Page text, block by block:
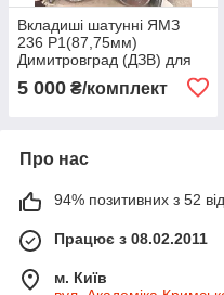
Вкладиші шатунні ЯМЗ
236 Р1(87,75мм)
Димитровград (ДЗВ) для
ЯМЗ 236-1000104-В2-Р1
5 000 ₴/комплект
Про нас
94% позитивних з 52
Працює з 08.02.2011
м. Київ